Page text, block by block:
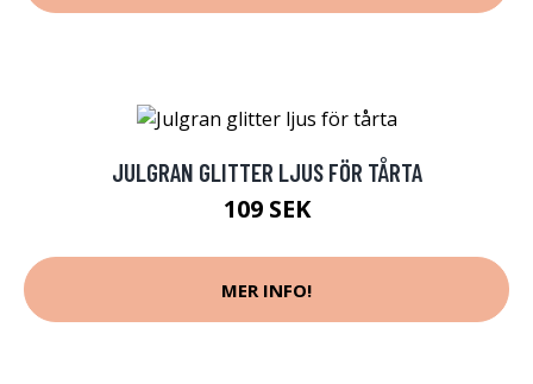
JULGRAN GLITTER LJUS FÖR TÅRTA
109 SEK
MER INFO!